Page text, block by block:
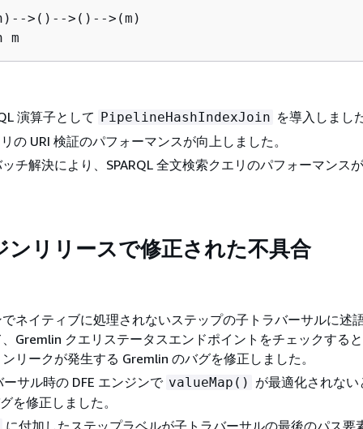
(n)-->()-->()-->(m)
m
演算子として PipelineHashIndexJoin を導入しまし
の URI 検証のパフォーマンスが向上しました。
チ解決により、SPARQL 全文検索クエリのパフォーマンス
ンリリースで修正された不具合
でネイティブに処理されないステップの子トラバーサルに述
Gremlin クエリステータスエンドポイントをチェックする
リークが発生する Gremlin のバグを修正しました。
サル時の DFE エンジンで valueMap() が最適化されない
を修正しました。
に付加したステップラベルが子トラバーサルの最後のパス要